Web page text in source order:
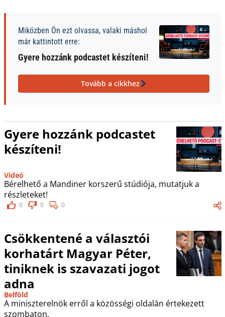
Miközben Ön ezt olvassa, valaki máshol
már kattintott erre:
Gyere hozzánk podcastet készíteni!
Tovább a cikkhez
Gyere hozzánk podcastet
készíteni!
Videó
Bérelhető a Mandiner korszerű stúdiója, mutatjuk a
részleteket!
0 0 0
Csökkentené a választói
korhatárt Magyar Péter,
tiniknek is szavazati jogot
adna
Belföld
A miniszterelnök erről a közösségi oldalán értekezett
szombaton.